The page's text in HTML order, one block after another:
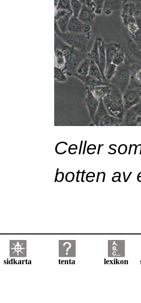
Celler
botten av
sidkarta tenta lexikon